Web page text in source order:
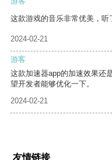
这款游戏的音乐非常优美，听
2024-02-21
游客
这款加速器app的加速效果还
望开发者能够优化一下。
2024-02-21
友情链接